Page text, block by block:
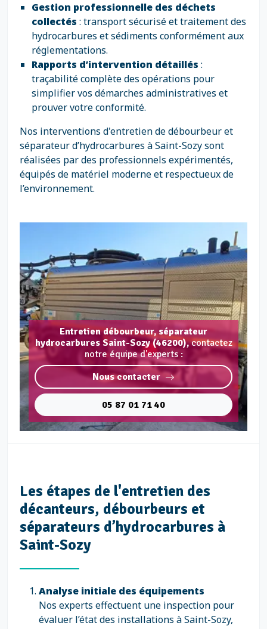
Gestion professionnelle des déchets
collectés : transport sécurisé et traitement des
hydrocarbures et sédiments conformément aux
réglementations.
Rapports d’intervention détaillés :
traçabilité complète des opérations pour
simplifier vos démarches administratives et
prouver votre conformité.
Nos interventions d'entretien de débourbeur et
séparateur d’hydrocarbures à Saint-Sozy sont
réalisées par des professionnels expérimentés,
équipés de matériel moderne et respectueux de
l’environnement.
Entretien débourbeur, séparateur
hydrocarbures Saint-Sozy (46200),contactez
notre équipe d'experts :
Nous contacter
05 87 01 71 40
Les étapes de l'entretien des
décanteurs, débourbeurs et
séparateurs d’hydrocarbures à
Saint-Sozy
Analyse initiale des équipements
Nos experts effectuent une inspection pour
évaluer l’état des installations à Saint-Sozy,